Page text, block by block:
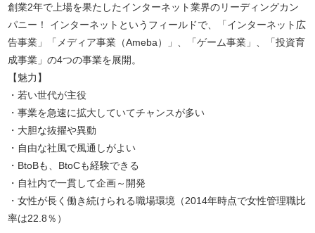
創業2年で上場を果たしたインターネット業界のリーディングカン
パニー！ インターネットというフィールドで、「インターネット広
告事業」「メディア事業（Ameba）」、「ゲーム事業」、「投資育
成事業」の4つの事業を展開。
【魅力】
・若い世代が主役
・事業を急速に拡大していてチャンスが多い
・大胆な抜擢や異動
・自由な社風で風通しがよい
・BtoBも、BtoCも経験できる
・自社内で一貫して企画～開発
・女性が長く働き続けられる職場環境（2014年時点で女性管理職比
率は22.8％）